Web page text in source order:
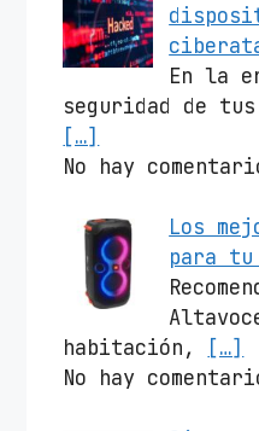
En la
seguridad de
[…]
No hay
Los
para
habitación,
[…]
No hay